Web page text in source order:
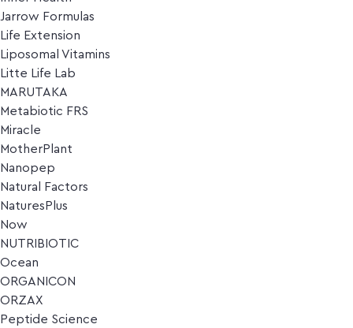
Jarrow Formulas
Life Extension
Liposomal Vitamins
Litte Life Lab
MARUTAKA
Metabiotic FRS
Miracle
MotherPlant
Nanopep
Natural Factors
NaturesPlus
Now
NUTRIBIOTIC
Ocean
ORGANICON
ORZAX
Peptide Science